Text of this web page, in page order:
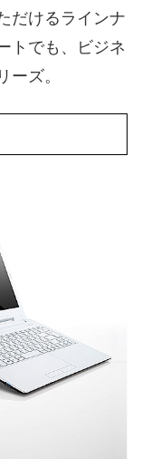
だけるラインナ
トでも、ビジネ
ーズ。